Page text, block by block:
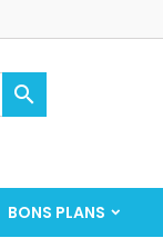

BONS PLANS